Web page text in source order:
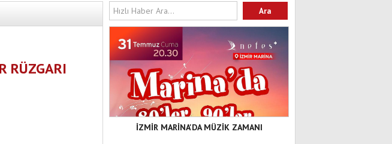
RÜZGARI
İZMİR MARİNA'DA MÜZİK ZAMANI